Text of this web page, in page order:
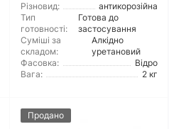
Різновид:
антикорозійна
Тип
готовності:
Готова до
застосування
Суміші за
складом:
Алкідно
уретановий
Фасовка:
Відро
Вага:
2 кг
Продано